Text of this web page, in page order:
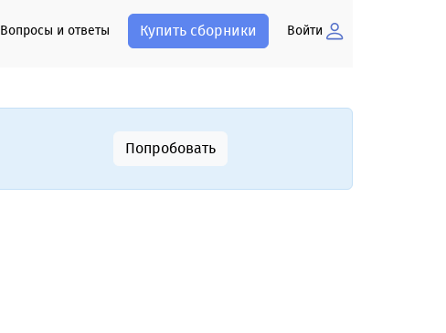
Вопросы и ответы Купить сборники Войти
Попробовать